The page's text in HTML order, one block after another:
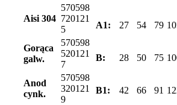
Aisi 304
570598
720121
5
Gorąca
galw.
570598
520121
7
Anod
cynk.
570598
320121
9
A1: 27 54 79
B: 28 50 75
B1: 42 66 91